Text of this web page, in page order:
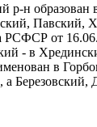
н образован
Павский,
РСФСР от
- в
в